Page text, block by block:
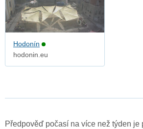
Hodonín
hodonin.eu
Předpověď počasí na více než týden je